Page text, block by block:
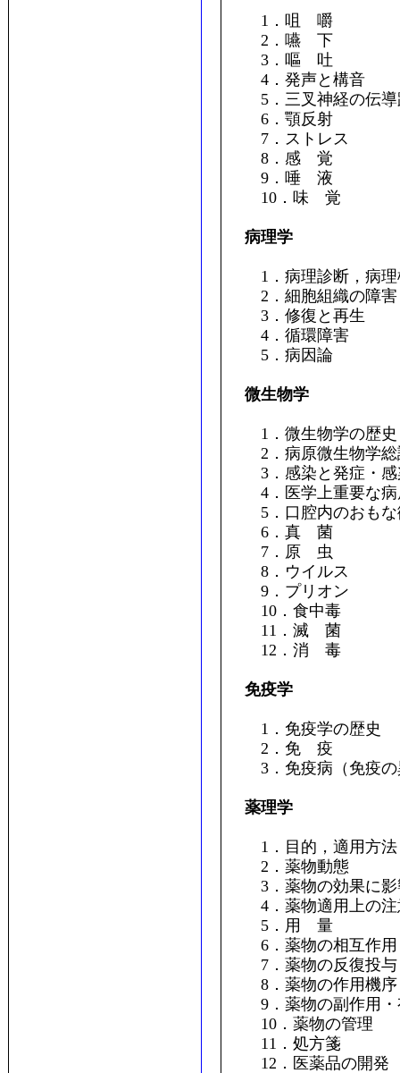
1．咀 嚼
2．嚥 下
3．嘔 吐
4．発声と構音
5．三叉神経の伝導
6．顎反射
7．ストレス
8．感 覚
9．唾 液
10．味 覚
病理学
1．病理診断，病理
2．細胞組織の障害
3．修復と再生
4．循環障害
5．病因論
微生物学
1．微生物学の歴史
2．病原微生物学総
3．感染と発症・感
4．医学上重要な病
5．口腔内のおもな
6．真 菌
7．原 虫
8．ウイルス
9．プリオン
10．食中毒
11．滅 菌
12．消 毒
免疫学
1．免疫学の歴史
2．免 疫
3．免疫病（免疫の
薬理学
1．目的，適用方法
2．薬物動態
3．薬物の効果に影
4．薬物適用上の注
5．用 量
6．薬物の相互作用
7．薬物の反復投与
8．薬物の作用機序
9．薬物の副作用・
10．薬物の管理
11．処方箋
12．医薬品の開発